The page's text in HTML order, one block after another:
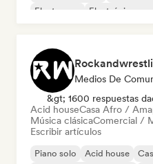
Electropop
Electrónica
Medios De
&gt; 1600 respuestas
Acid houseCasa Afro /
Música clásicaComercial /
Escribir artículos
Piano solo Acid house